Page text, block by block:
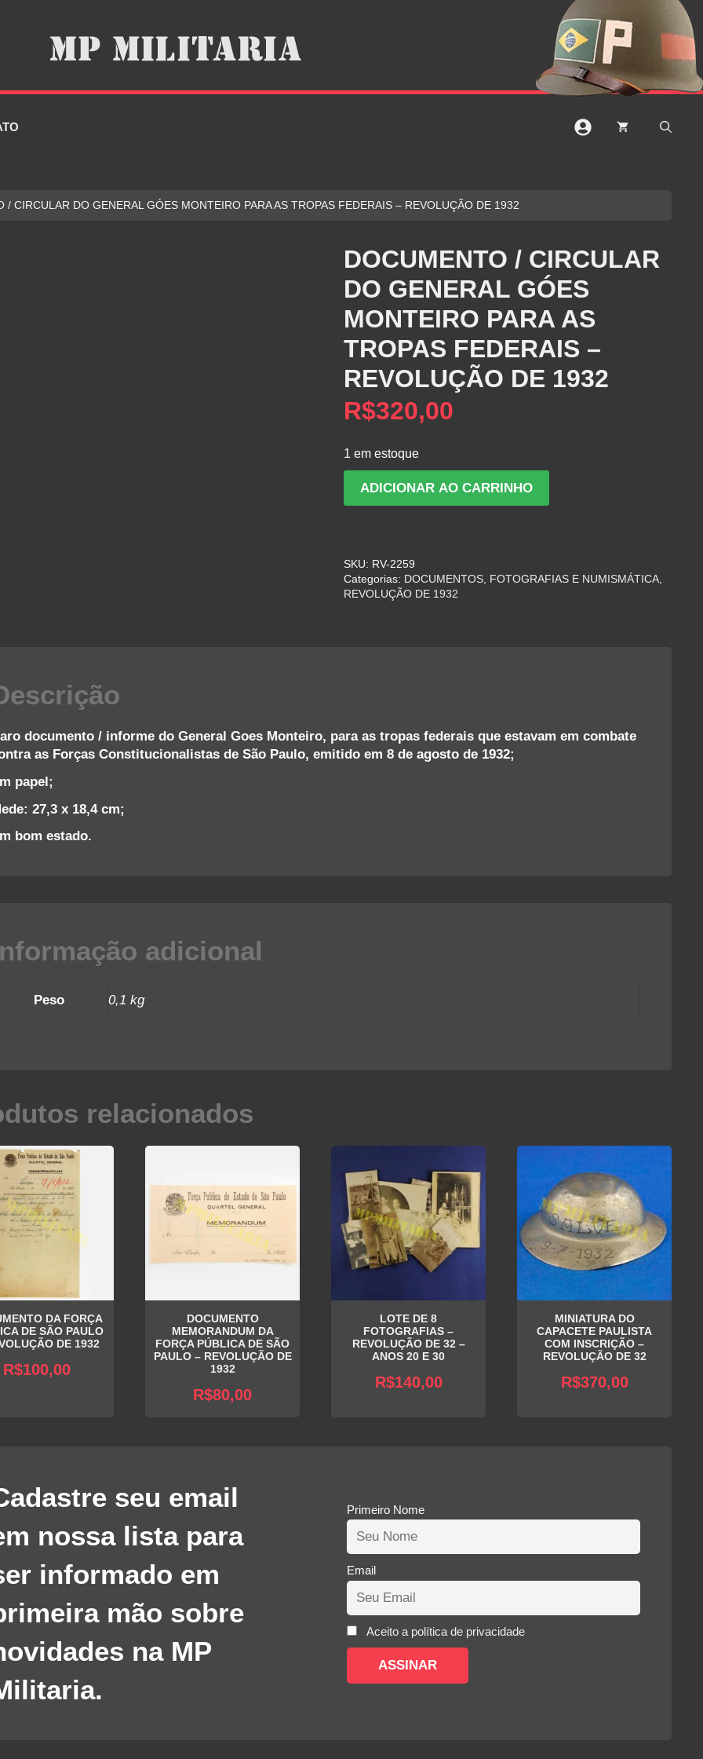
/ CIRCULAR DO GENERAL GÓES MONTEIRO PARA AS TROPAS FEDERAIS – REVOLUÇÃO DE 1932
DOCUMENTO / CIRCULAR
DO GENERAL GÓES
MONTEIRO PARA AS
TROPAS FEDERAIS –
REVOLUÇÃO DE 1932
R$320,00
1 em estoque
GÓES
MONTEIRO
1932
quantidade
ADICIONAR AO CARRINHO
SKU: RV-2259
Categorias: DOCUMENTOS, FOTOGRAFIAS E NUMISMÁTICA,
REVOLUÇÃO DE 1932
documento / informe do General Goes Monteiro, para as tropas federais que estavam em combate
as Forças Constitucionalistas de São Paulo, emitido em 8 de agosto de 1932;
papel;
27,3 x 18,4 cm;
bom estado.
adicional
Peso 0,1 kg
relacionados
DA FORÇA
DE SÃO PAULO
DE 1932
R$100,00
DOCUMENTO
MEMORANDUM DA
FORÇA PÚBLICA DE SÃO
PAULO – REVOLUÇÃO DE
1932
R$80,00
LOTE DE 8
FOTOGRAFIAS –
REVOLUÇÃO DE 32 –
ANOS 20 E 30
R$140,00
MINIATURA DO
CAPACETE PAULISTA
COM INSCRIÇÃO –
REVOLUÇÃO DE 32
R$370,00
seu email
nossa lista para
informado em
mão sobre
na MP
Primeiro Nome
Email
Aceito a política de privacidade